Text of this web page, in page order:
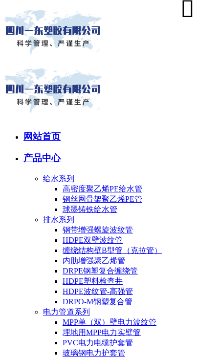
网站首页
产品中心
给水系列
高密度聚乙烯PE给水管
钢丝网骨架聚乙烯PE管
球墨铸铁给水管
排水系列
钢带增强螺旋波纹管
HDPE双壁波纹管
缠绕结构壁B型管（克拉管）
内肋增强聚乙烯管
DRPE钢塑复合缠绕管
HDPE塑料检查井
HDPE波纹管-高强管
DRPO-M钢塑复合管
电力管道系列
MPP单（双）壁电力波纹管
埋地用MPP电力实壁管
PVC电力电缆护套管
玻璃钢电力护套管